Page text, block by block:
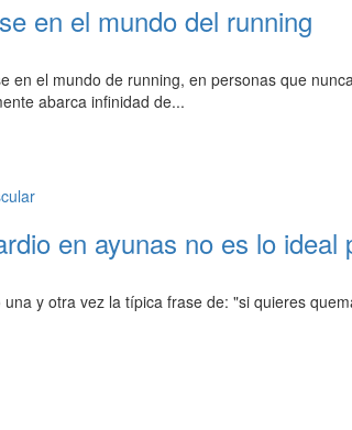
en el mundo del running
en el mundo de running, en personas que
abarca infinidad de...
en ayunas no es lo ideal
y otra vez la típica frase de: "si quieres